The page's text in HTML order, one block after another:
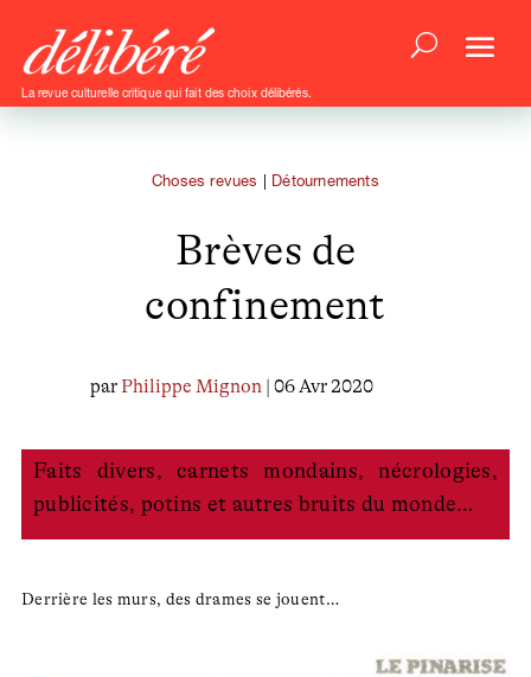
La revue culturelle critique qui fait des choix délibérés.
Choses revues Détournements
Brèves de
confinement
parPhilippe Mignon | 06 Avr 2020
Faits divers, carnets mondains, nécrologies,
publicités, potins et autres bruits du monde…
Derrière les murs, des drames se jouent…